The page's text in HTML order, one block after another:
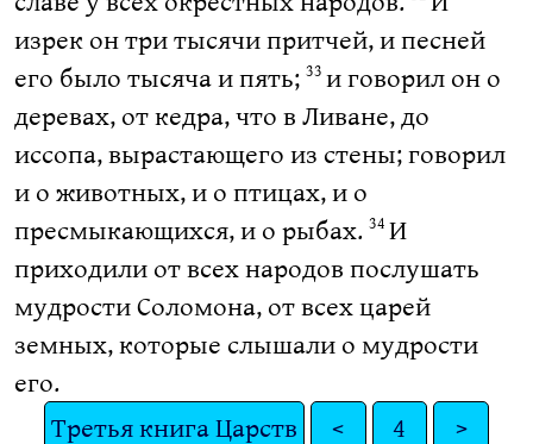
изрек он три тысячи притчей, и песней
его было тысяча и пять; 33 и говорил он о
деревах, от кедра, что в Ливане, до
иссопа, вырастающего из стены; говорил
и о животных, и о птицах, и о
пресмыкающихся, и о рыбах. 34 И
приходили от всех народов послушать
мудрости Соломона, от всех царей
земных, которые слышали о мудрости
его.
Третья книга Царств
< 4 >